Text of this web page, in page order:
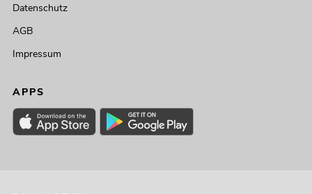
Datenschutz
AGB
Impressum
APPS